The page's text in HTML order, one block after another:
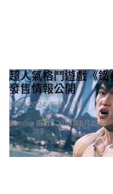
Gaming 遊戲
超人氣格鬥遊戲《
發售情報公開
將於 2024 年初上市。
2023年8月23日